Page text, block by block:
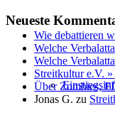
Wie debattieren
Neueste
Welche
Welche
Streitkultur e.V.
Über Zombies,
Jonas G. zu